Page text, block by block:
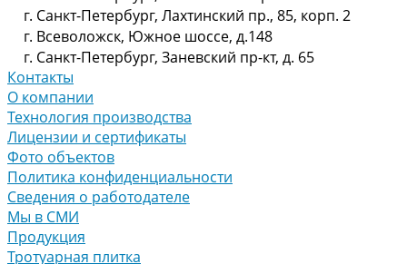
г. Санкт-Петербург, Лахтинский пр., 85, корп. 2
г. Всеволожск, Южное шоссе, д.148
г. Санкт-Петербург, Заневский пр-кт, д. 65
Контакты
О компании
Технология производства
Лицензии и сертификаты
Фото объектов
Политика конфиденциальности
Сведения о работодателе
Мы в СМИ
Продукция
Тротуарная плитка